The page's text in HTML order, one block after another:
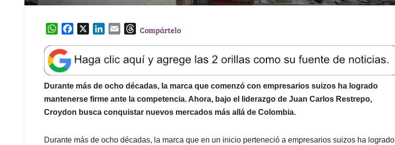
W
a
t
s
A
p
p
e
b
o
o
k
k
e
d
I
n
l
T
e
a
d
s
Compártelo
Durante más de ocho décadas, la marca que comenzó con empresarios suizos ha logrado
mantenerse firme ante la competencia. Ahora, bajo el liderazgo de Juan Carlos Restrepo,
Croydon busca conquistar nuevos mercados más allá de Colombia.
Durante más de ocho décadas, la marca que en un inicio perteneció a empresarios suizos ha logrado